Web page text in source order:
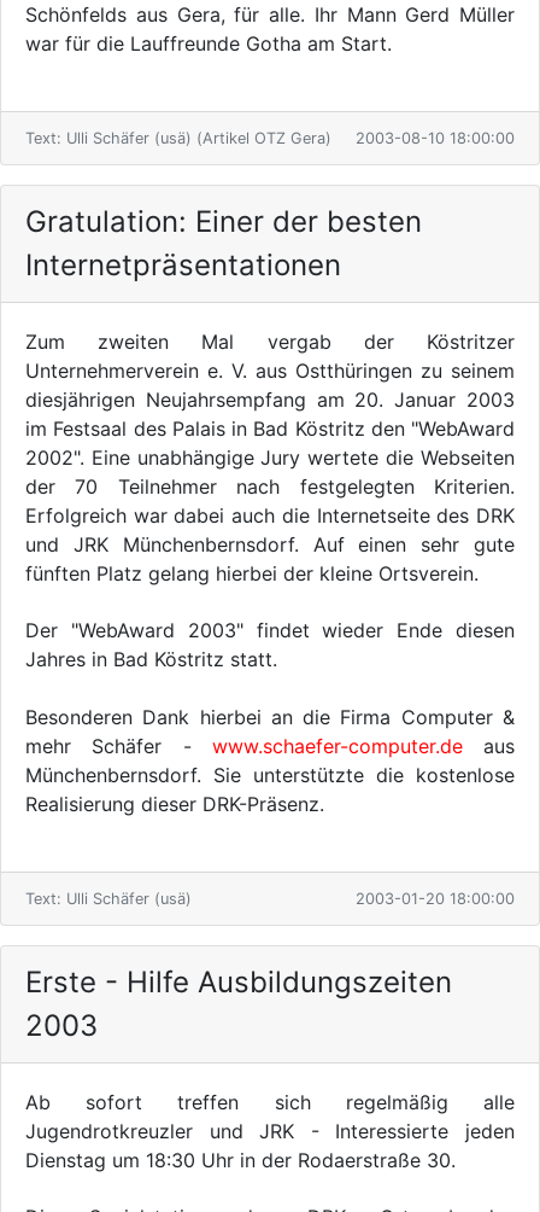
Schönfelds aus Gera, für alle. Ihr Mann Gerd Müller
war für die Lauffreunde Gotha am Start.
Text: Ulli Schäfer (usä) (Artikel OTZ Gera) 2003-08-10 18:00:00
Gratulation: Einer der besten
Internetpräsentationen
Zum zweiten Mal vergab der Köstritzer
Unternehmerverein e. V. aus Ostthüringen zu seinem
diesjährigen Neujahrsempfang am 20. Januar 2003
im Festsaal des Palais in Bad Köstritz den "WebAward
2002". Eine unabhängige Jury wertete die Webseiten
der 70 Teilnehmer nach festgelegten Kriterien.
Erfolgreich war dabei auch die Internetseite des DRK
und JRK Münchenbernsdorf. Auf einen sehr gute
fünften Platz gelang hierbei der kleine Ortsverein.
Der "WebAward 2003" findet wieder Ende diesen
Jahres in Bad Köstritz statt.
Besonderen Dank hierbei an die Firma Computer &
mehr Schäfer - www.schaefer-computer.deaus
Münchenbernsdorf. Sie unterstützte die kostenlose
Realisierung dieser DRK-Präsenz.
Text: Ulli Schäfer (usä) 2003-01-20 18:00:00
Erste - Hilfe Ausbildungszeiten
2003
Ab sofort treffen sich regelmäßig alle
Jugendrotkreuzler und JRK - Interessierte jeden
Dienstag um 18:30 Uhr in der Rodaerstraße 30.